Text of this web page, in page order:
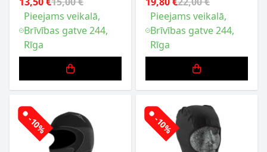
Pieejams veikalā,
Brīvības gatve 244,
Rīga
Pieejams veikalā,
Brīvības gatve 244,
Rīga
-10% -10%